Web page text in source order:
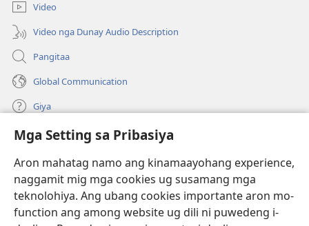
Mga Setting sa Pribasiya
Aron mahatag namo ang kinamaayohang experience,
naggamit mig mga cookies ug susamang mga
teknolohiya. Ang ubang cookies importante aron mo-
function ang among website ug dili ni puwedeng i-
window)
bag-
ong
window)
Video
Video nga Dunay Audio Description
Pangitaa
Global Communication
Giya
Donasyon
(mo-
open
bag-
ong
window)
Watchtower ONLINE NGA LIBRARYA
(mo-
open
ug
JW Hub
(mo-